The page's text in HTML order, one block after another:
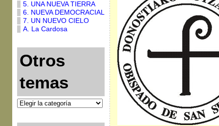
5. UNA NUEVA TIERRA
6. NUEVA DEMOCRACIAL
7. UN NUEVO CIELO
A. La Cardosa
Otros
temas